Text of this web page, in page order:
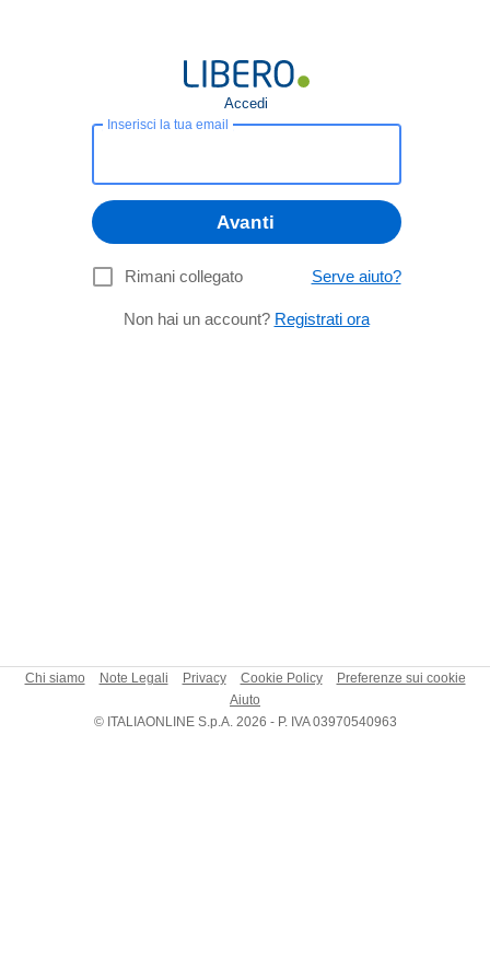
Accedi
Inserisci la tua email
Avanti
Rimani collegato Serve aiuto?
Non hai un account? Registrati ora
Chi siamo Note Legali Privacy Cookie Policy
Preferenze sui cookie
Aiuto
© ITALIAONLINE S.p.A. 2026 - P. IVA 03970540963